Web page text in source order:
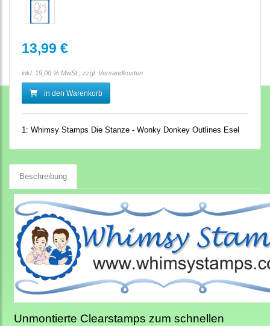
13,99 €
inkl. 19,00 % MwSt., zzgl. Versandkosten
in den Warenkorb
1: Whimsy Stamps Die Stanze - Wonky Donkey Outlines Esel
Beschreibung
Unmontierte Clearstamps zum schnellen